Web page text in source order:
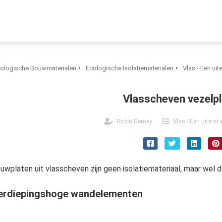
Bouwmaterialen Ecologische Isolatiematerialen Vlas - Een
Vlasscheven
Robin Demey Vlas - Een uiterst
uit vlasscheven zijn geen isolatiemateriaal, maar wel
wandelementen